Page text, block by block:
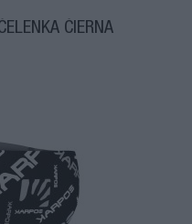
ČIERNA